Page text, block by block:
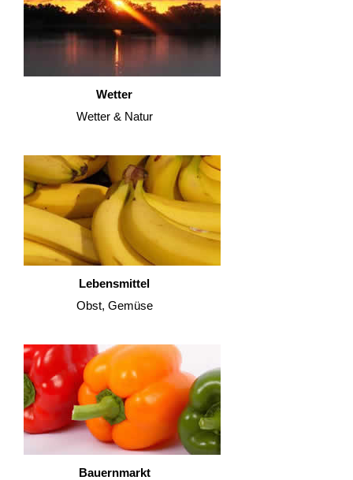
Wetter
Wetter & Natur
Lebensmittel
Obst, Gemüse
Bauernmarkt